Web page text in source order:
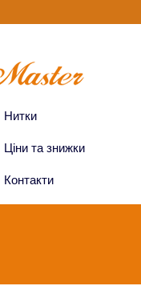
Нитки
Ціни та знижки
Контакти